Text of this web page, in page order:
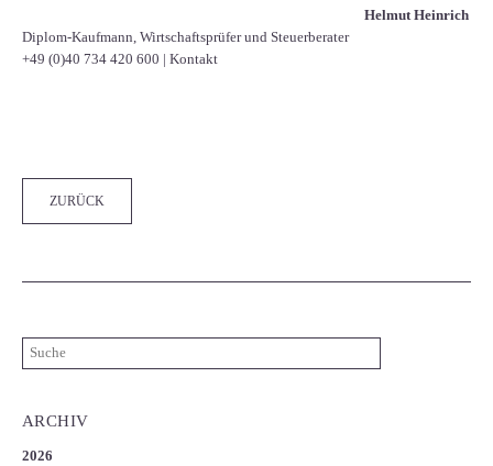
Helmut Heinrich
Diplom-Kaufmann, Wirtschaftsprüfer ​und Steuerberater
+49 (0)40 734 420 600 | Kontakt
ZURÜCK
ARCHIV
2026